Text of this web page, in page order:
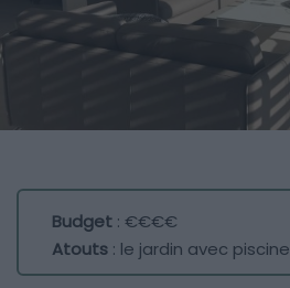
Budget : €€€€
Atouts : le jardin avec piscine